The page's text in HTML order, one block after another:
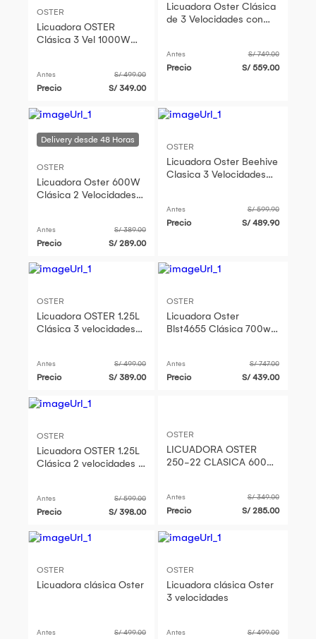
OSTER
Licuadora OSTER
Clásica 3 Vel 1000W
Antes S/ 499.00
Precio S/ 349.00
Licuadora Oster Clásica
de 3 Velocidades con
Antes S/ 749.00
Precio S/ 559.00
OSTER
Licuadora Oster 600W
Clásica 2 Velocidades
Antes S/ 389.00
Precio S/ 289.00
OSTER
Licuadora Oster Beehive
Clasica 3 Velocidades
Antes S/ 599.90
Precio S/ 489.90
OSTER
Licuadora OSTER 1.25L
Clásica 3 velocidades
Antes S/ 499.00
Precio S/ 389.00
OSTER
Licuadora Oster
Blst4655 Clásica 700w
Antes S/ 747.00
Precio S/ 439.00
OSTER
Licuadora OSTER 1.25L
Clásica 2 velocidades +
Antes S/ 599.00
Precio S/ 398.00
OSTER
LICUADORA OSTER
250-22 CLASICA 600
Antes S/ 349.00
Precio S/ 285.00
OSTER
Licuadora clásica Oster
Antes S/ 499.00
OSTER
Licuadora clásica Oster
3 velocidades
Antes S/ 499.00